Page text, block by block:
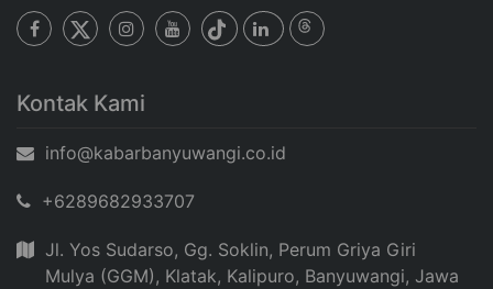
Kontak Kami
info@kabarbanyuwangi.co.id
+6289682933707
Jl. Yos Sudarso, Gg. Soklin, Perum Griya Giri
Mulya (GGM), Klatak, Kalipuro, Banyuwangi, Jawa